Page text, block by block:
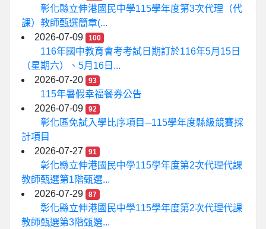
彰化縣立伸港國民中學115學年度第3次代理（代
課）教師甄選簡章(...
2026-07-09
100
116年國中教育會考考試日期訂於116年5月15日
（星期六）、5月16日...
2026-07-20
93
115年暑假幸福餐券公告
2026-07-09
92
彰化區免試入學比序項目─115學年度縣級競賽採
計項目
2026-07-27
91
彰化縣立伸港國民中學115學年度第2次代理代課
教師甄選第1階甄選...
2026-07-29
87
彰化縣立伸港國民中學115學年度第2次代理代課
教師甄選第3階甄選...